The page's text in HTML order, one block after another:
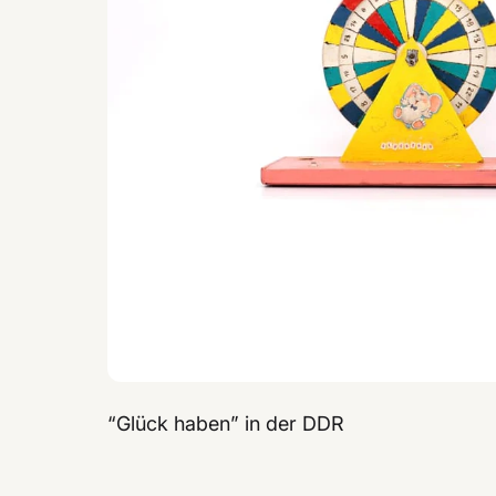
“Glück haben” in der DDR